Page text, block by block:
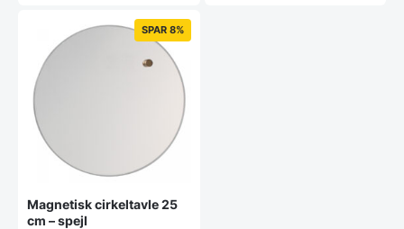
varianter.
Mulighederne
kan
vælges
SPAR 8%
Magnetisk cirkeltavle 25
cm – spejl